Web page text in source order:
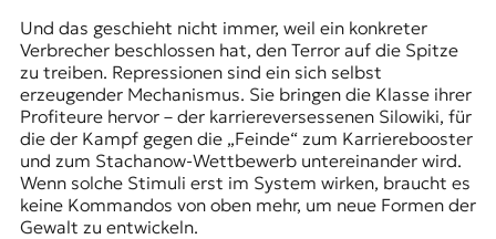
Und das geschieht nicht immer, weil ein konkreter
Verbrecher beschlossen hat, den Terror auf die Spitze
zu treiben. Repressionen sind ein sich selbst
erzeugender Mechanismus. Sie bringen die Klasse ihrer
Profiteure hervor – der karriereversessenen Silowiki, für
die der Kampf gegen die „Feinde“ zum Karrierebooster
und zum Stachanow-Wettbewerb untereinander wird.
Wenn solche Stimuli erst im System wirken, braucht es
keine Kommandos von oben mehr, um neue Formen der
Gewalt zu entwickeln.